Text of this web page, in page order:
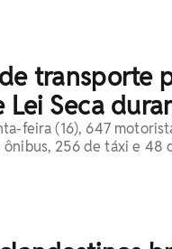
transporte
Seca
feira (16), 647
256 de táxi e 48